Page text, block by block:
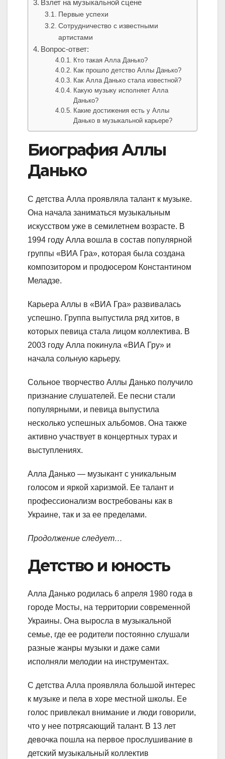
Взлет на музыкальной сцене
Первые успехи
Сотрудничество с известными
артистами
Вопрос-ответ:
Кто такая Алла Данько?
Как прошло детство Аллы Данько?
Как Алла Данько стала известной?
Какую музыку исполняет Алла
Данько?
Какие достижения есть у Аллы
Данько в музыкальной карьере?
Биография Аллы
Данько
С детства Алла проявляла талант к музыке.
Она начала заниматься музыкальным
искусством уже в семилетнем возрасте. В
1994 году Алла вошла в состав популярной
группы «ВИА Гра», которая была создана
композитором и продюсером Константином
Меладзе.
Карьера Аллы в «ВИА Гра» развивалась
успешно. Группа выпустила ряд хитов, в
которых певица стала лицом коллектива. В
2003 году Алла покинула «ВИА Гру» и
начала сольную карьеру.
Сольное творчество Аллы Данько получило
признание слушателей. Ее песни стали
популярными, и певица выпустила
несколько успешных альбомов. Она также
активно участвует в концертных турах и
выступлениях.
Алла Данько — музыкант с уникальным
голосом и яркой харизмой. Ее талант и
профессионализм востребованы как в
Украине, так и за ее пределами.
Продолжение следует…
Детство и юность
Алла Данько родилась 6 апреля 1980 года в
городе Мосты, на территории современной
Украины. Она выросла в музыкальной
семье, где ее родители постоянно слушали
разные жанры музыки и даже сами
исполняли мелодии на инструментах.
С детства Алла проявляла большой интерес
к музыке и пела в хоре местной школы. Ее
голос привлекал внимание и люди говорили,
что у нее потрясающий талант. В 13 лет
девочка пошла на первое прослушивание в
детский музыкальный коллектив